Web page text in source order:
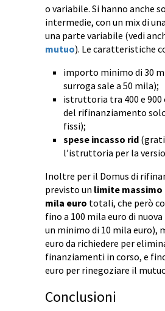
o variabile. Si hanno anche
intermedie, con un mix di
una parte variabile (vedi
mutuo). Le caratteristiche
importo minimo di 30
surroga sale a 50 mila);
istruttoria tra 400 e 900
del rifinanziamento
fissi);
spese incasso rid
l’istruttoria per la
Inoltre per il Domus di
previsto un limite massimo
mila euro totali, che però
fino a 100 mila euro di
un minimo di 10 mila euro),
euro da richiedere per
finanziamenti in corso, e
euro per rinegoziare il
Conclusioni